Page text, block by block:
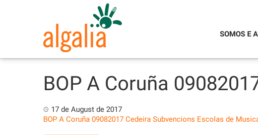
SOMOS E
BOP A Coruña
17 de August de 2017
BOP A Coruña 09082017 Cedeira Subvencions Escolas de